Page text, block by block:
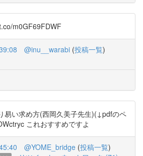
m0GF69FDWF
@inu__warabi (投稿一覧)
易い求め方(西岡久美子先生)(↓pdfのペ
これおすすめですよ
@YOME_bridge (投稿一覧)